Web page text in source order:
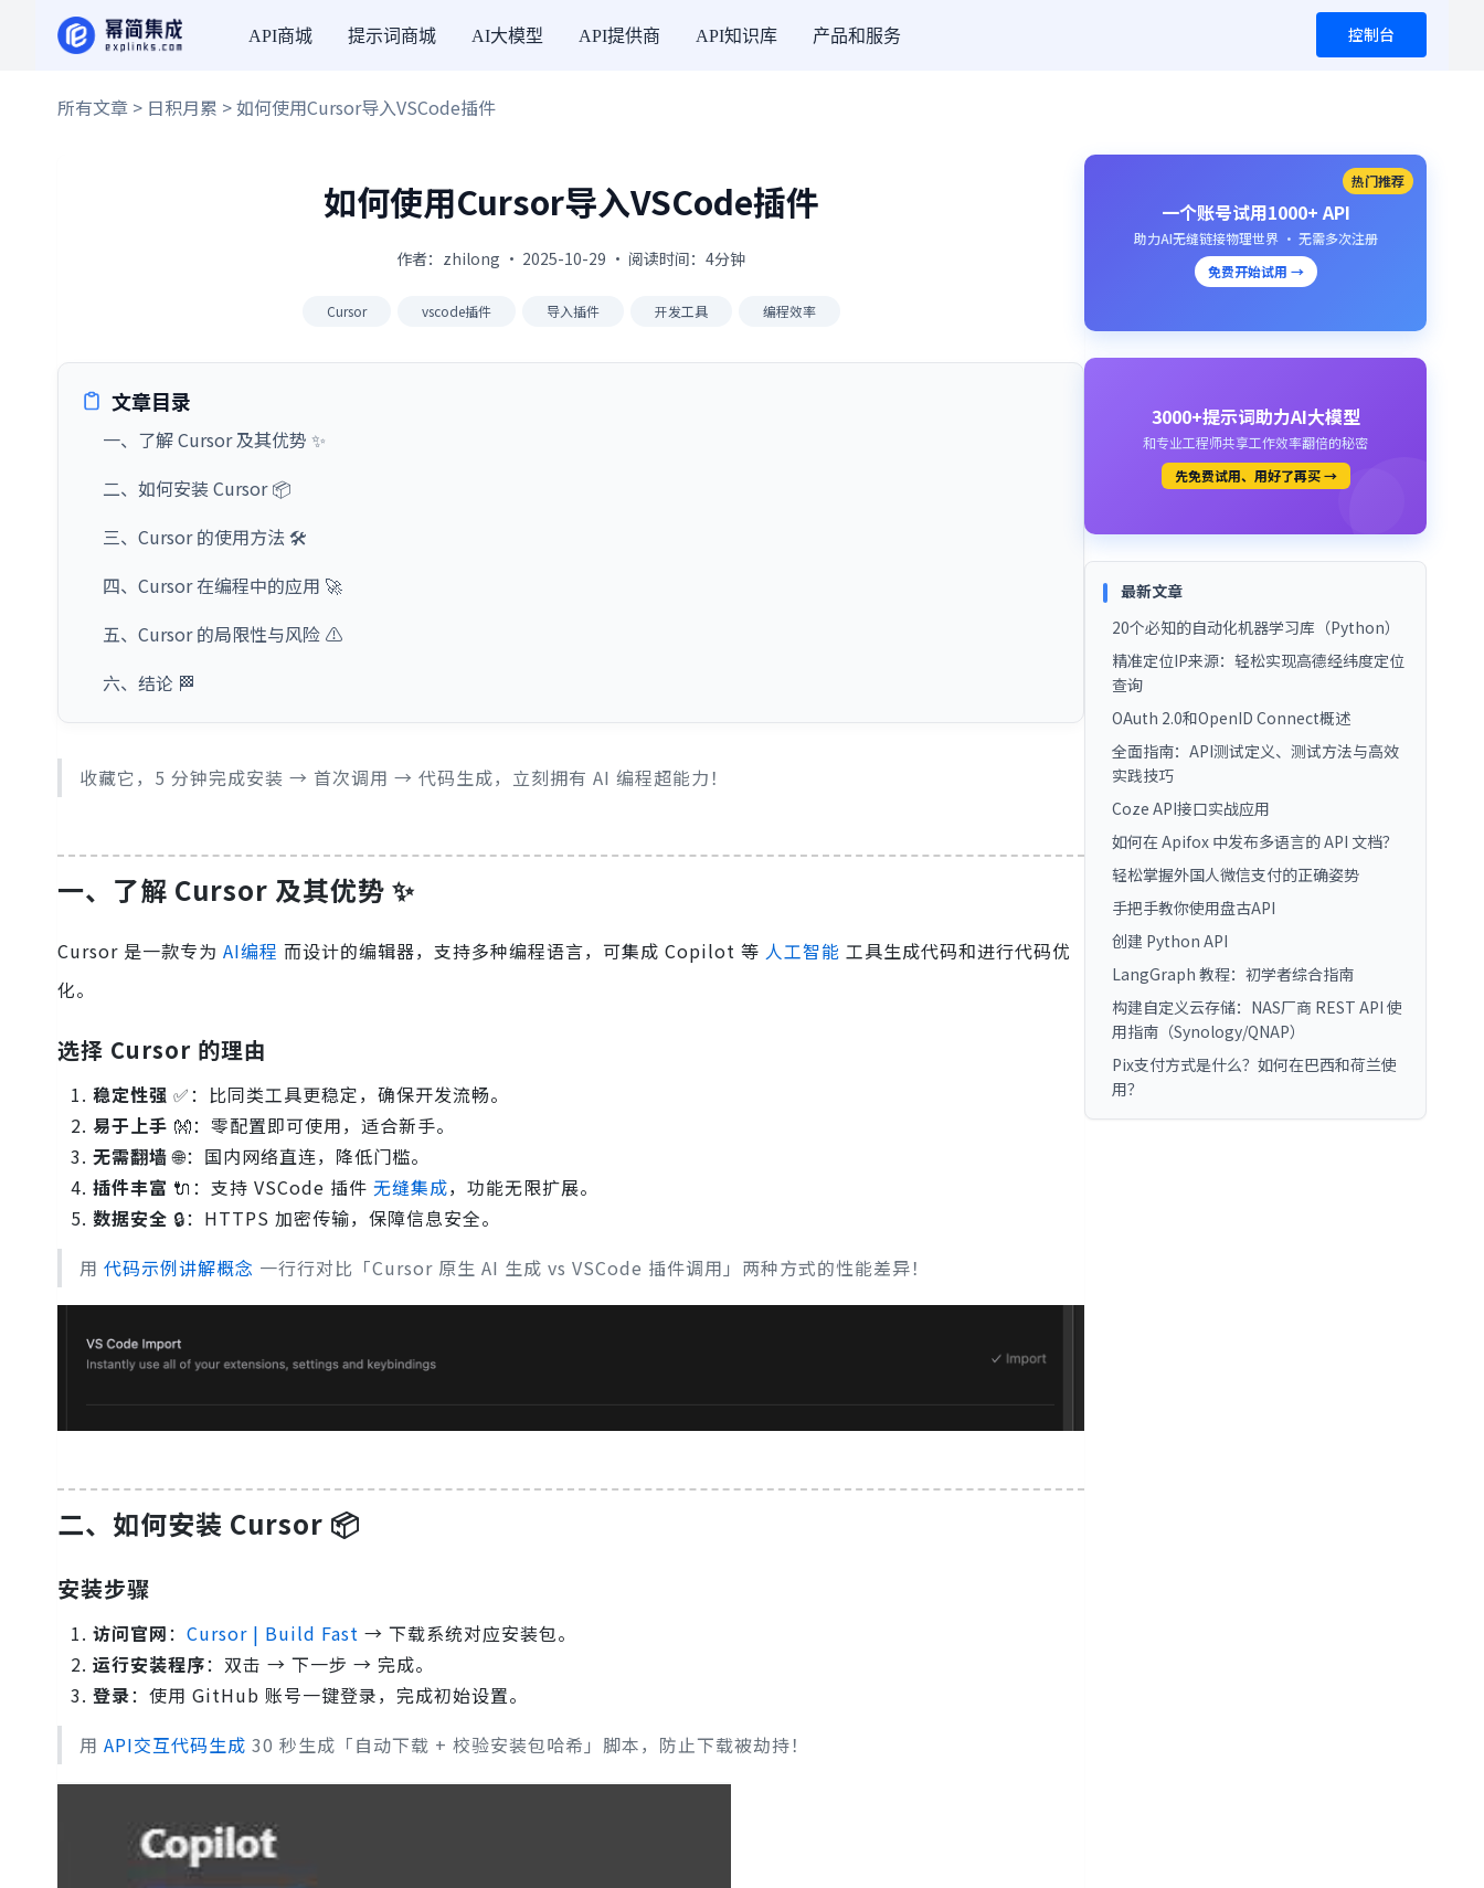
API商城 提示词商城 AI大模型 API提供商 API知识库 产品和服务 控制台
所有文章 > 日积月累 > 如何使用Cursor导入VSCode插件
如何使用Cursor导入VSCode插件
作者：zhilong · 2025-10-29 · 阅读时间：4分钟
Cursor vscode插件 导入插件 开发工具 编程效率
文章目录
一、了解 Cursor 及其优势 ✨
二、如何安装 Cursor 📦
三、Cursor 的使用方法 🛠️
四、Cursor 在编程中的应用 🚀
五、Cursor 的局限性与风险 ⚠️
六、结论 🏁
收藏它，5 分钟完成安装 → 首次调用 → 代码生成，立刻拥有 AI 编程超能力！
一、了解 Cursor 及其优势 ✨
Cursor 是一款专为 AI编程 而设计的编辑器，支持多种编程语言，可集成 Copilot 等 人工智能 工具生成代码和进行代码优
化。
选择 Cursor 的理由
稳定性强 ✅：比同类工具更稳定，确保开发流畅。
易于上手 👐：零配置即可使用，适合新手。
无需翻墙🌐：国内网络直连，降低门槛。
插件丰富 🔌：支持 VSCode 插件 无缝集成，功能无限扩展。
数据安全 🔒：HTTPS 加密传输，保障信息安全。
用 代码示例讲解概念 一行行对比「Cursor 原生 AI 生成 vs VSCode 插件调用」两种方式的性能差异！
二、如何安装 Cursor 📦
安装步骤
访问官网： Cursor | Build Fast → 下载系统对应安装包。
运行安装程序：双击 → 下一步 → 完成。
登录：使用 GitHub 账号一键登录，完成初始设置。
用 API交互代码生成 30 秒生成「自动下载 + 校验安装包哈希」脚本，防止下载被劫持！
热门推荐
一个账号试用1000+ API
助力AI无缝链接物理世界 · 无需多次注册
免费开始试用 →
3000+提示词助力AI大模型
和专业工程师共享工作效率翻倍的秘密
先免费试用、用好了再买 →
最新文章
20个必知的自动化机器学习库（Python）
精准定位IP来源：轻松实现高德经纬度定位
查询
OAuth 2.0和OpenID Connect概述
全面指南：API测试定义、测试方法与高效
实践技巧
Coze API接口实战应用
如何在 Apifox 中发布多语言的 API 文档？
轻松掌握外国人微信支付的正确姿势
手把手教你使用盘古API
创建 Python API
LangGraph 教程：初学者综合指南
构建自定义云存储：NAS厂商 REST API 使
用指南（Synology/QNAP）
Pix支付方式是什么？如何在巴西和荷兰使
用？